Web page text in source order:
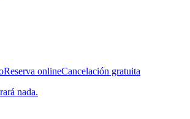
Reserva onlineCancelación gratuita
nada.